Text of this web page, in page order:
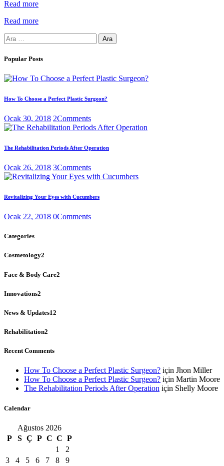
Read more
Read more
Arama:
Popular Posts
How To Choose a Perfect Plastic Surgeon?
Ocak 30, 2018 2Comments
The Rehabilitation Periods After Operation
Ocak 26, 2018 3Comments
Revitalizing Your Eyes with Cucumbers
Ocak 22, 2018 0Comments
Categories
Cosmetology2
Face & Body Care2
Innovations2
News & Updates12
Rehabilitation2
Recent Comments
How To Choose a Perfect Plastic Surgeon? için Jhon Miller
How To Choose a Perfect Plastic Surgeon? için Martin Moore
The Rehabilitation Periods After Operation için Shelly Moore
Calendar
Ağustos 2026
P
S Ç P C C P
1
2
3
4 5 6 7 8
9